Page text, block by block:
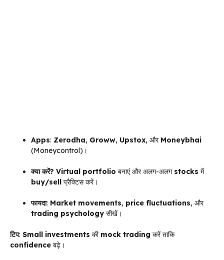
Apps: Zerodha, Groww, Upstox, और Moneybhai
(Moneycontrol)।
क्या करें? Virtual portfolio बनाएं और अलग-अलग stocks में
buy/sell
प्रैक्टिस करें।
फायदा: Market movements, price fluctuations, और
trading psychology सीखें।
टिप: Small investments की mock trading करें ताकि
confidence बढ़े।